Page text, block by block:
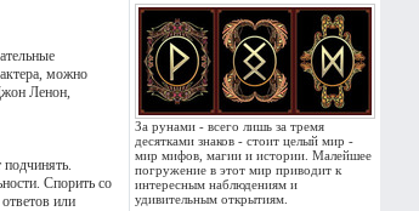
За рунами - всего лишь за тремя
десятками знаков - стоит целый мир -
мир мифов, магии и истории. Малейшее
погружение в этот мир приводит к
интересным наблюдениям и
удивительным открытиям.
можно
Ленон,
Спорить со
или